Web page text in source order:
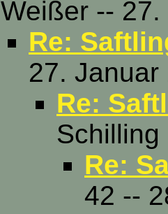
Weißer --
Re:
27.
Re:
Re:
42 --